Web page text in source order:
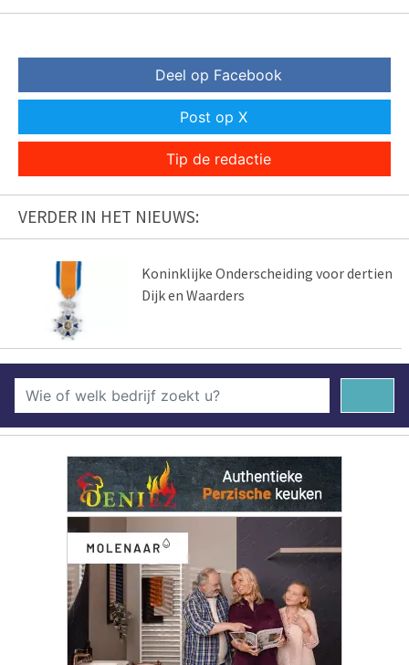
Deel op Facebook
Post op X
Tip de redactie
VERDER IN HET NIEUWS:
Koninklijke Onderscheiding voor dertien
Dijk en Waarders